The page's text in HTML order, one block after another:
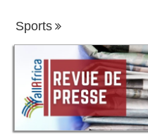
Sports